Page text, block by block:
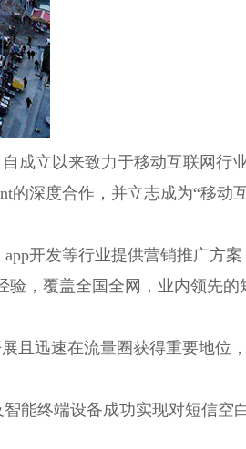
成立以来致力于移动互联网行
的深度合作，并立志成为“移动
app开发等行业提供营销推广方
验，覆盖全国全网，业内领先的
且迅速在流量圈获得重要地位，
能终端设备成功实现对短信空